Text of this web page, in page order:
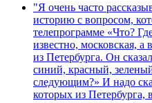
"Я очень часто
историю с вопросом,
телепрограмме «Что?
известно, московская, а
из Петербурга. Он
синий, красный,
следующим?» И надо
которых из Петербурга,